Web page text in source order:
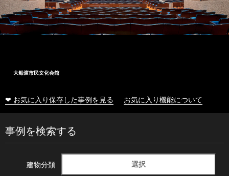
大船渡市民文化会館
❤ お気に入り保存した事例を見る お気に入り機能について
事例を検索する
建物分類 選択